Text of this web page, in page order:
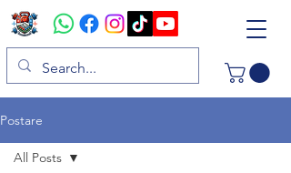
Postare
All Posts